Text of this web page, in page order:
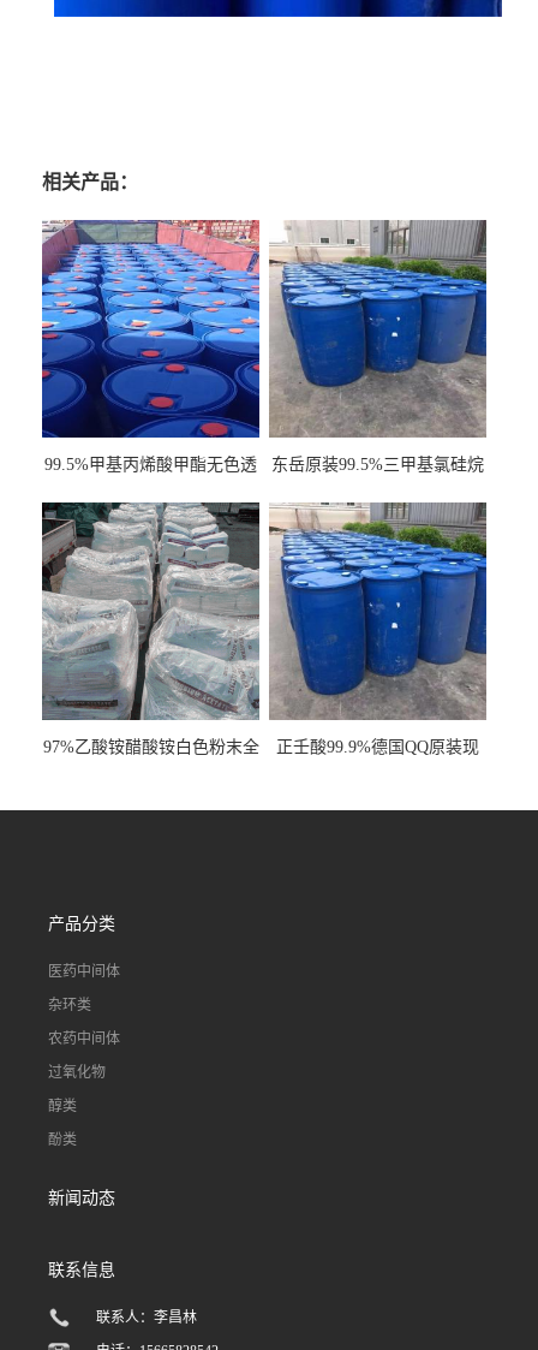
相关产品：
99.5%甲基丙烯酸甲酯无色透
东岳原装99.5%三甲基氯硅烷
97%乙酸铵醋酸铵白色粉末全
正壬酸99.9%德国QQ原装现
产品分类
医药中间体
杂环类
农药中间体
过氧化物
醇类
酚类
新闻动态
联系信息
联系人：李昌林